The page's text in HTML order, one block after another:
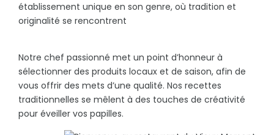
établissement unique en son genre, où tradition et
originalité se rencontrent
Notre chef passionné met un point d’honneur à
sélectionner des produits locaux et de saison, afin de
vous offrir des mets d’une qualité. Nos recettes
traditionnelles se mêlent à des touches de créativité
pour éveiller vos papilles.